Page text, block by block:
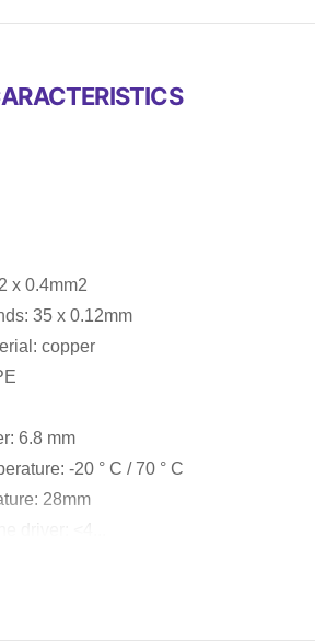
x 0.4mm2
35 x 0.12mm
copper
6.8 mm
-20 ° C / 70 ° C
28mm
driver: <4...